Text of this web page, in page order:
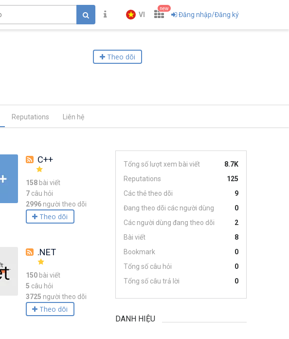
VI
new
Đăng nhập/Đăng ký
Theo dõi
Reputations Liên hệ
C++
158bài viết
7câu hỏi
2996 người theo dõi
Theo dõi
.NET
150bài viết
5 câu hỏi
3725 người theo dõi
Theo dõi
Tổng số lượt xem bài viết
8.7K
Reputations
125
Các thẻ theo dõi
9
Đang theo dõi các người dùng
0
Các người dùng đang theo dõi
2
Bài viết
8
Bookmark
0
Tổng số câu hỏi
0
Tổng số câu trả lời
0
DANH HIỆU